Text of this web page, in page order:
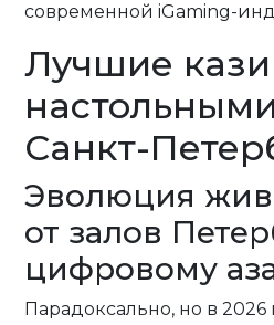
современной iGaming-
Лучшие
Санкт-
Эволюция
от залов
цифровому
Парадоксально, но в